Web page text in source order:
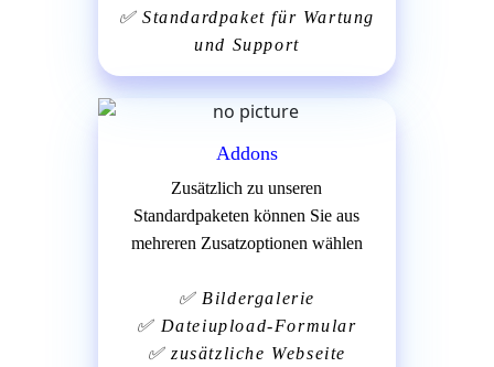
✅Standardpaket für Wartung
und Support
Addons
Zusätzlich zu unseren
Standardpaketen können Sie aus
mehreren Zusatzoptionen wählen
✅ Bildergalerie
✅ Dateiupload-Formular
✅zusätzliche Webseite